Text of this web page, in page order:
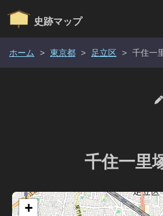
史跡マップ
ホーム > 東京都 > 足立区 > 千住一
千住一里
+